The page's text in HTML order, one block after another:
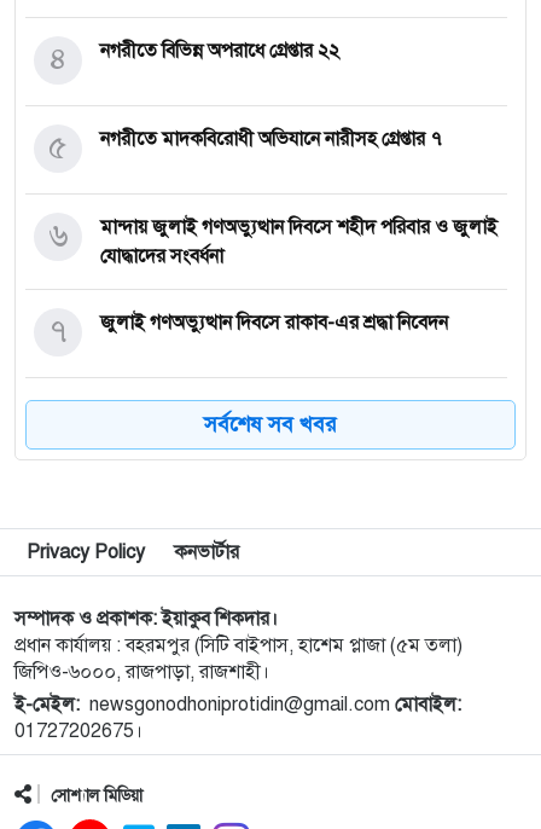
নগরীতে বিভিন্ন অপরাধে গ্রেপ্তার ২২
৪
নগরীতে মাদকবিরোধী অভিযানে নারীসহ গ্রেপ্তার ৭
৫
মান্দায় জুলাই গণঅভ্যুত্থান দিবসে শহীদ পরিবার ও জুলাই
যোদ্ধাদের সংবর্ধনা
৬
জুলাই গণঅভ্যুত্থান দিবসে রাকাব-এর শ্রদ্ধা নিবেদন
৭
জুলাই গণঅভ্যুত্থান দিবসে শহীদ সাকিব আঞ্জুমানের কবর
স্মরণ করবে : ভূমিমন্ত্রী
১০
জুলাই স্মৃতি জাদুঘরের দুয়ার খুলেছে, উদ্বোধন করলেন
প্রধানমন্ত্রী
১১
রাজশাহীতে যথাযোগ্য মর্যাদায় জুুলাই গণঅভ্যুত্থান দিবস
১২
সর্বশেষ সব খবর
Privacy Policy কনভার্টার
সম্পাদক ও প্রকাশক: ইয়াকুব শিকদার।
প্রধান কার্যালয় : বহরমপুর (সিটি বাইপাস, হাশেম প্লাজা (৫ম তলা)
জিপিও-৬০০০, রাজপাড়া, রাজশাহী।
ই-মেইল: newsgonodhoniprotidin@gmail.com মোবাইল:
01727202675।
সোশ্যাল মিডিয়া